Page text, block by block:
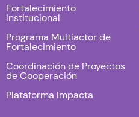
Fortalecimiento
Institucional
Programa Multiactor de
Fortalecimiento
Coordinación de Proyectos
de Cooperación
Plataforma Impacta